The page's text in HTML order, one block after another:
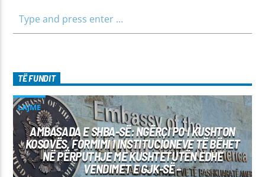
TË FUNDIT
LAJME
AMBASADA E SHBA-SË: NGËRÇI PO I KUSHTON
KOSOVËS, FORMIMI I INSTITUCIONEVE TË BËHET
NË PËRPUTHJE ME KUSHTETUTËN EDHE
VENDIMET E GJK-SË –